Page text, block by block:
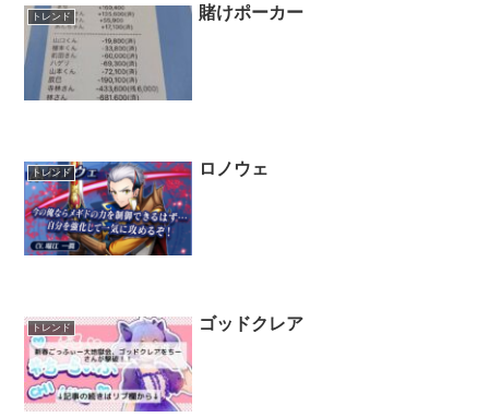
トレンド 賭けポーカー
トレンド ロノウェ
トレンド ゴッドクレア